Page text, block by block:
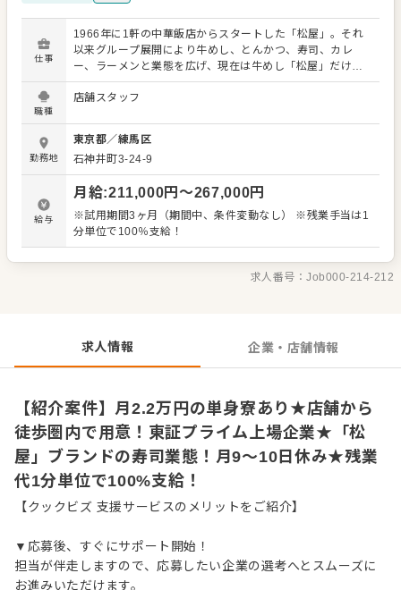
仕事
1966年に1軒の中華飯店からスタートした「松屋」。それ
以来グループ展開により牛めし、とんかつ、寿司、カレ
ー、ラーメンと業態を広げ、現在は牛めし「松屋」だけで
も全国約1,000店を構えるまでになりました。 長年運営を
続け、さらに成長を続けられているのは、当社が『常に挑
す。 様々な挑戦をしてきているなかで今回、寿司業態の
「すし松」で、すし職人を募集します！ 【すし職人の仕事
内容】 世界からも注目される寿司。お客様とカウンター越
しにコミュニケーションをとったり、目の前でまさに手作
りで握りを披露するなど、一人前の寿司職人を目指せま
す。旬の素材から通年でお愉しみいただけるネタの知識な
どを深め、見て、聞いて、食べて美味しい寿司をお客さま
握り等調理全般 ・スタッフ教育 ・シフト管理 ・数字管理
すし職人として活躍いただくと共に、店舗運営全般をお任
できる環境です。 ゆくゆくは、ステップアップや独り立ち
もめざせます。
職種
店舗スタッフ
勤務地
東京都／練馬区
石神井町3-24-9
給与
月給:211,000円〜267,000円
※試用期間3ヶ月（期間中、条件変動なし） ※残業手当は1
分単位で100％支給！
求人番号：Job000-214-212
求人情報 企業・店舗情報
【紹介案件】月2.2万円の単身寮あり★店舗から
徒歩圏内で用意！東証プライム上場企業★「松
屋」ブランドの寿司業態！月9～10日休み★残業
代1分単位で100%支給！
【クックビズ 支援サービスのメリットをご紹介】
▼応募後、すぐにサポート開始！
担当が伴走しますので、応募したい企業の選考へとスムーズに
お進みいただけます。